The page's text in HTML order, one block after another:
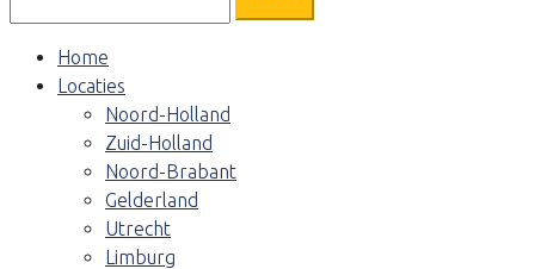
Home
Locaties
Noord-Holland
Zuid-Holland
Noord-Brabant
Gelderland
Utrecht
Limburg